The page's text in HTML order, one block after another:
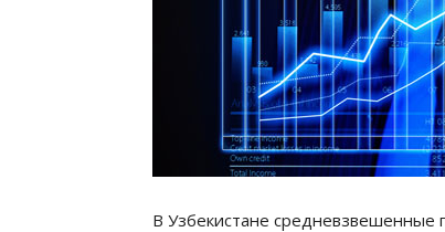
В Узбекистане средневзвешенные